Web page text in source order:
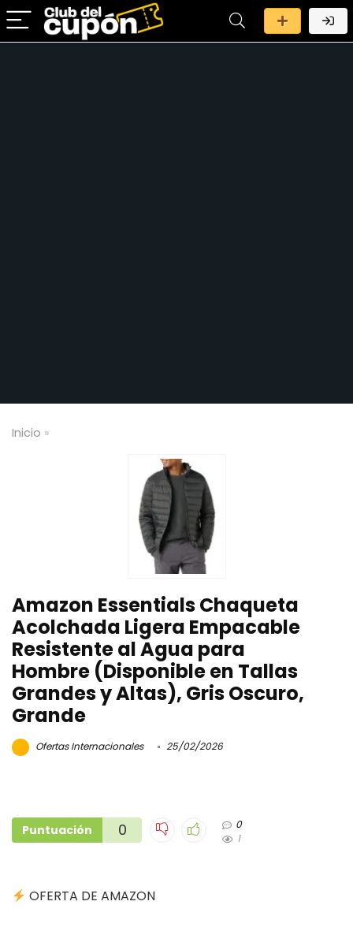
Inicio »
Amazon Essentials Chaqueta
Acolchada Ligera Empacable
Resistente al Agua para
Hombre (Disponible en Tallas
Grandes y Altas), Gris Oscuro,
Grande
Ofertas Internacionales 25/02/2026
Puntuación 0
0
1
OFERTA DE AMAZON